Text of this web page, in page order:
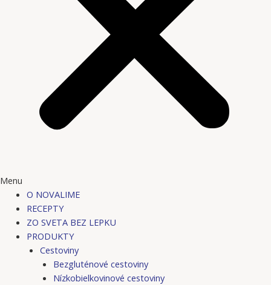
Menu
O NOVALIME
RECEPTY
ZO SVETA BEZ LEPKU
PRODUKTY
Cestoviny
Bezgluténové cestoviny
Nízkobielkovinové cestoviny